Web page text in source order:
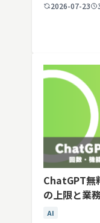
2026-07-23
ChatGPT無
の上限と業
年最新】
AI